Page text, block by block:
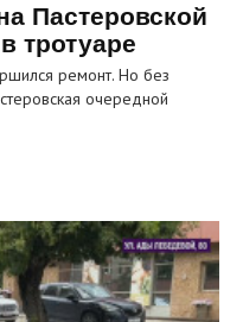
Пастеровской
тротуаре
ремонт. Но без
очередной